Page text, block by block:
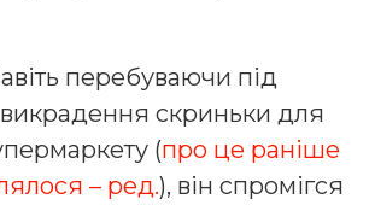
перебуваючи під
викрадення скриньки для
(про це раніше
– ред.), він спромігся